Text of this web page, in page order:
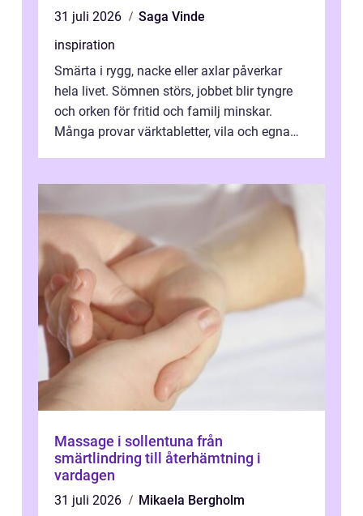
31 juli 2026
Saga Vinde
inspiration
Smärta i rygg, nacke eller axlar påverkar
hela livet. Sömnen störs, jobbet blir tyngre
och orken för fritid och familj minskar.
Många provar värktabletter, vila och egna
Massage i sollentuna från
smärtlindring till återhämtning i
vardagen
31 juli 2026
Mikaela Bergholm